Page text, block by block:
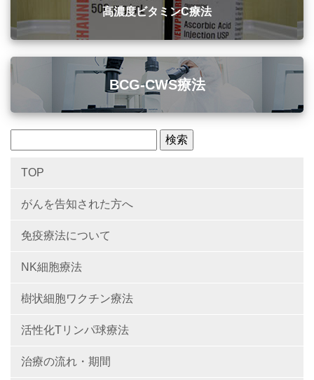
高濃度ビタミンC療法
BCG-CWS療法
TOP
がんを告知された方へ
免疫療法について
NK細胞療法
樹状細胞ワクチン療法
活性化Tリンパ球療法
治療の流れ・期間